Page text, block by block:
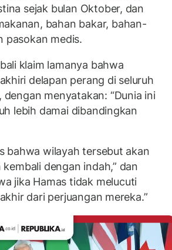
sejak bulan Oktober, dan
bahan bakar, bahan-
pasokan medis.
klaim lamanya bahwa
delapan perang di seluruh
menyatakan: “Dunia ini
lebih damai dibandingkan
bahwa wilayah tersebut akan
dengan indah,” dan
jika Hamas tidak melucuti
dari perjuangan mereka.”